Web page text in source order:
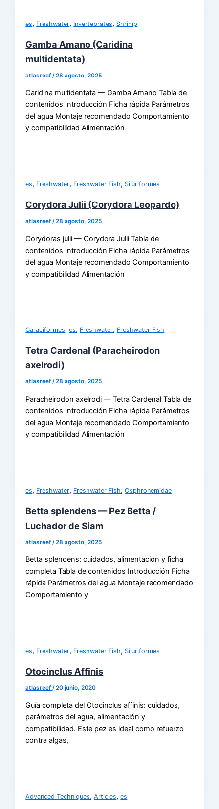
es, Freshwater, Invertebrates, Shrimp
Gamba Amano (Caridina
multidentata)
atlasreef /28 agosto, 2025
Caridina multidentata — Gamba Amano Tabla de
contenidos Introducción Ficha rápida Parámetros
del agua Montaje recomendado Comportamiento
y compatibilidad Alimentación
es, Freshwater, Freshwater Fish, Siluriformes
Corydora Julii (Corydora Leopardo)
atlasreef/28 agosto, 2025
Corydoras julii — Corydora Julii Tabla de
contenidos Introducción Ficha rápida Parámetros
del agua Montaje recomendado Comportamiento
y compatibilidad Alimentación
Caraciformes,es, Freshwater, Freshwater Fish
Tetra Cardenal (Paracheirodon
axelrodi)
atlasreef/28 agosto, 2025
Paracheirodon axelrodi — Tetra Cardenal Tabla de
contenidos Introducción Ficha rápida Parámetros
del agua Montaje recomendado Comportamiento
y compatibilidad Alimentación
es, Freshwater, Freshwater Fish,Osphronemidae
Betta splendens — Pez Betta /
Luchador de Siam
atlasreef /28 agosto, 2025
Betta splendens: cuidados, alimentación y ficha
completa Tabla de contenidos Introducción Ficha
rápida Parámetros del agua Montaje recomendado
Comportamiento y
es, Freshwater, Freshwater Fish, Siluriformes
Otocinclus Affinis
atlasreef/20 junio, 2020
Guía completa del Otocinclus affinis: cuidados,
parámetros del agua, alimentación y
compatibilidad. Este pez es ideal como refuerzo
contra algas,
Advanced Techniques,Articles,es